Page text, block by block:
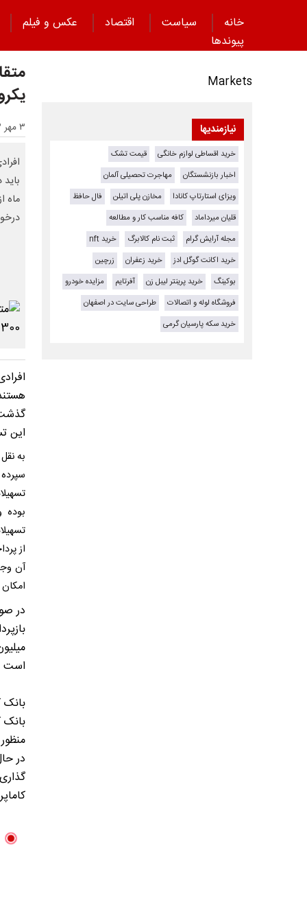
خانه سیاست اقتصاد
عکس و فیلم
پیوند‌ها
یکروزه
۳ مهر ۱۴۰۳ - ۰۱:۴۵
ماه
این
به
بوده
از
آن
در
است و
بانک
Markets
نیازمندیها
خرید اقساطی لوازم خانگی
قیمت تشک
اخبار بازنشستگان
مهاجرت تحصیلی آلمان
ویزای استارتاپ کانادا
مخازن پلی اتیلن
فال حافظ
قلیان میرداماد
کافه مناسب کار و مطالعه
مجله آرایش گرام
ثبت نام کالابرگ
خرید nft
خرید اکانت گوگل ادز
خرید زعفران
زرچین
بوکینگ
خرید پرینتر لیبل زن آفرتایم
مزایده خودرو
فروشگاه لوله و اتصالات
طراحی سایت در اصفهان
خرید سکه پارسیان گرمی